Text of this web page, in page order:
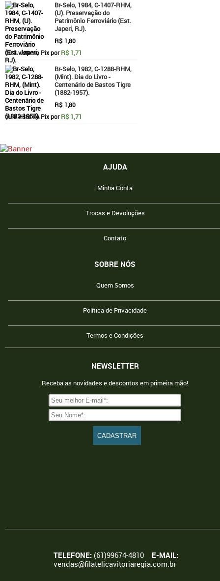
Br-Selo, 1984, C-1407-RHM,
(U). Preservação do
Patrimônio Ferroviário (Est.
Japeri, RJ).
R$ 1,80
ou à vista no Pix porR$ 1,71
Br-Selo, 1982, C-1288-RHM,
(Mint). Dia do Livro -
Centenário de Bastos Tigre
(1882-1957).
R$ 1,80
ou à vista no Pix porR$ 1,71
AJUDA
Minha Conta
Trocas e Devoluções
Contato
SOBRE NÓS
Quem Somos
Política de Privacidade
Termos e Condições
NEWSLETTER
Receba as novidades e descontos em primeira mão!
TELEFONE: (61)99674-4810
E-MAIL:
vendas@filatelicavitoriaregia.com.br